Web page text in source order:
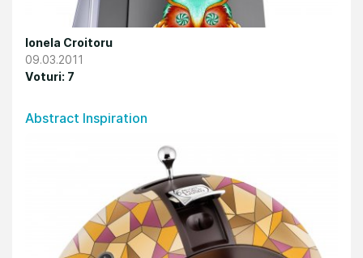
Ionela Croitoru
09.03.2011
Voturi: 7
Abstract Inspiration